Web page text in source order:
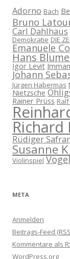
Adorno Bach
Bruno
Carl Dahlhaus
Demokratie DIE
Emanuele
Hans
Igor Levit
Johann
Jürgen Habermas
Nietzsche
Rainer Prüss
Richard
Rüdiger
Susanne
Violinspiel
META
Anmelden
Beitrags-Feed (RSS
Kommentare als
WordPress.org